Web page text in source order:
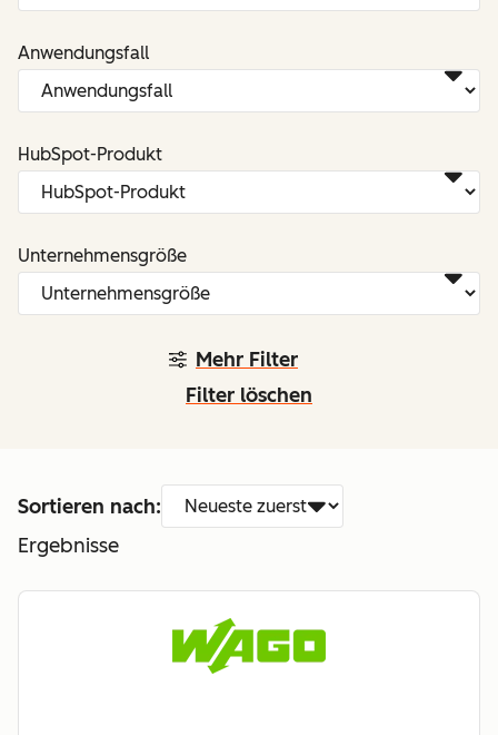
Mehr Filter
Anwendungsfall
HubSpot-Produkt
Unternehmensgröße
Filter löschen
Sortieren nach:
Ergebnisse